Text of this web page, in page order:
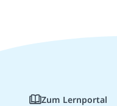
Zum Lernportal